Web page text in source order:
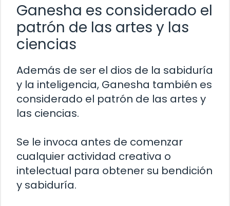
Ganesha es considerado el
patrón de las artes y las
ciencias
Además de ser el dios de la sabiduría
y la inteligencia, Ganesha también es
considerado el patrón de las artes y
las ciencias.
Se le invoca antes de comenzar
cualquier actividad creativa o
intelectual para obtener su bendición
y sabiduría.